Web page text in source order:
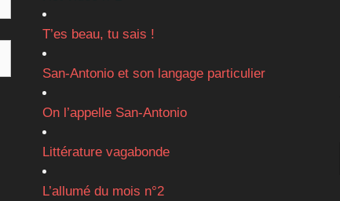
T’es beau, tu sais !
San-Antonio et son langage particulier
On l’appelle San-Antonio
Littérature vagabonde
L’allumé du mois n°2